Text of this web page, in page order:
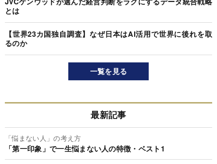
とは
【世界23カ国独自調査】なぜ日本はAI活用で世界に後れを取
るのか
一覧を見る
最新記事
「悩まない人」の考え方
「第一印象」で一生悩まない人の特徴・ベスト1